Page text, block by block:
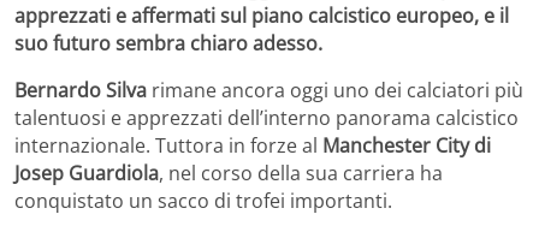
apprezzati e affermati sul piano calcistico europeo, e il
suo futuro sembra chiaro adesso.
Bernardo Silva rimane ancora oggi uno dei calciatori più
talentuosi e apprezzati dell’interno panorama calcistico
internazionale. Tuttora in forze al Manchester City di
Josep Guardiola, nel corso della sua carriera ha
conquistato un sacco di trofei importanti.